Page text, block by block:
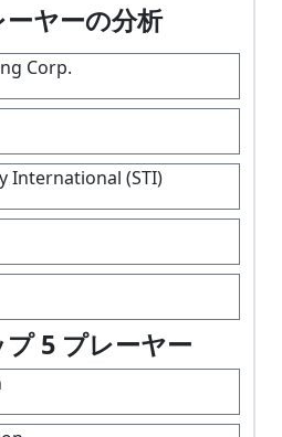
ヤーの分析
Corp.
International (STI)
5 プレーヤー